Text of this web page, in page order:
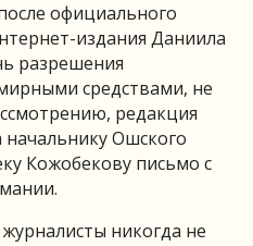
официального
издания Даниила
разрешения
средствами, не
редакция
Ошского
Кожобекову письмо с
никогда не